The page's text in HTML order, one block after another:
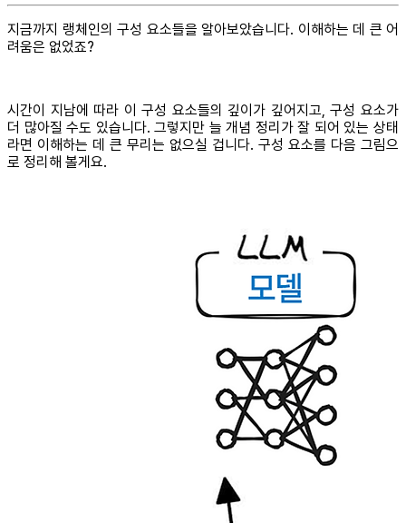
지금까지 랭체인의 구성 요소들을 알아보았습니다. 이해하는 데 큰 어
려움은 없었죠?
시간이 지남에 따라 이 구성 요소들의 깊이가 깊어지고, 구성 요소가
더 많아질 수도 있습니다. 그렇지만 늘 개념 정리가 잘 되어 있는 상태
라면 이해하는 데 큰 무리는 없으실 겁니다. 구성 요소를 다음 그림으
로 정리해 볼게요.